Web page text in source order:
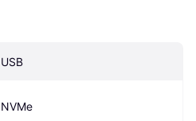
USB
NVMe